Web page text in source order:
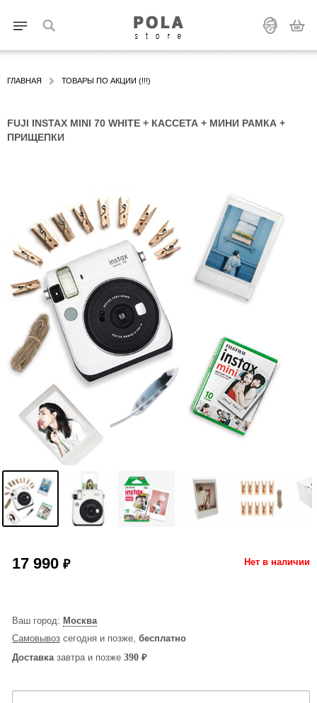
ГЛАВНАЯ ТОВАРЫ ПО АКЦИИ (!!!)
FUJI INSTAX MINI 70 WHITE + КАССЕТА + МИНИ РАМКА +
ПРИЩЕПКИ
Нет в наличии
17 990 ₽
Ваш город: Москва
Самовывозсегодня и позже, бесплатно
Доставказавтра и позже 390 ₽